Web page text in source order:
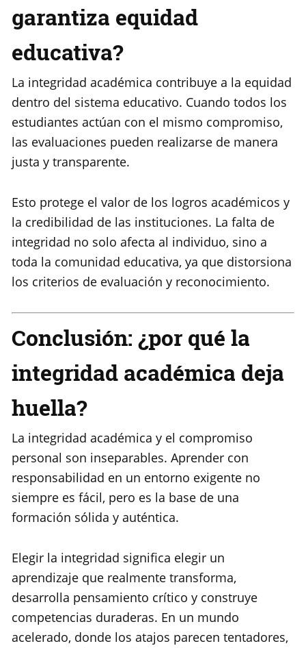
garantiza equidad
educativa?
La integridad académica contribuye a la equidad
dentro del sistema educativo. Cuando todos los
estudiantes actúan con el mismo compromiso,
las evaluaciones pueden realizarse de manera
justa y transparente.
Esto protege el valor de los logros académicos y
la credibilidad de las instituciones. La falta de
integridad no solo afecta al individuo, sino a
toda la comunidad educativa, ya que distorsiona
los criterios de evaluación y reconocimiento.
Conclusión: ¿por qué la
integridad académica deja
huella?
La integridad académica y el compromiso
personal son inseparables. Aprender con
responsabilidad en un entorno exigente no
siempre es fácil, pero es la base de una
formación sólida y auténtica.
Elegir la integridad significa elegir un
aprendizaje que realmente transforma,
desarrolla pensamiento crítico y construye
competencias duraderas. En un mundo
acelerado, donde los atajos parecen tentadores,